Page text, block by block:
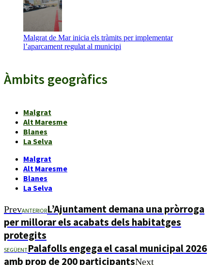
Malgrat de Mar inicia els tràmits per implementar
l’aparcament regulat al municipi
Àmbits geogràfics
Malgrat
Alt Maresme
Blanes
La Selva
Malgrat
Alt Maresme
Blanes
La Selva
PrevANTERIORL’Ajuntament demana una pròrroga
per millorar els acabats dels habitatges
protegits
SEGÜENTPalafolls engega el casal municipal 2026
amb prop de 200 participantsNext